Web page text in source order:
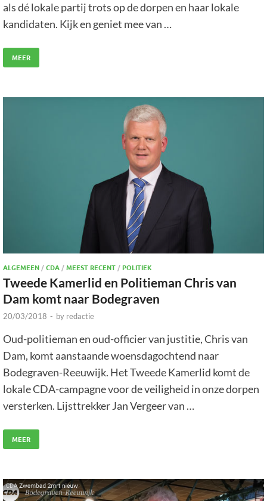
als dé lokale partij trots op de dorpen en haar lokale
kandidaten. Kijk en geniet mee van …
MEER
ALGEMEEN /CDA /MEEST RECENT / POLITIEK
Tweede Kamerlid en Politieman Chris van
Dam komt naar Bodegraven
20/03/2018 - by redactie
Oud-politieman en oud-officier van justitie, Chris van
Dam, komt aanstaande woensdagochtend naar
Bodegraven-Reeuwijk. Het Tweede Kamerlid komt de
lokale CDA-campagne voor de veiligheid in onze dorpen
versterken. Lijsttrekker Jan Vergeer van …
MEER